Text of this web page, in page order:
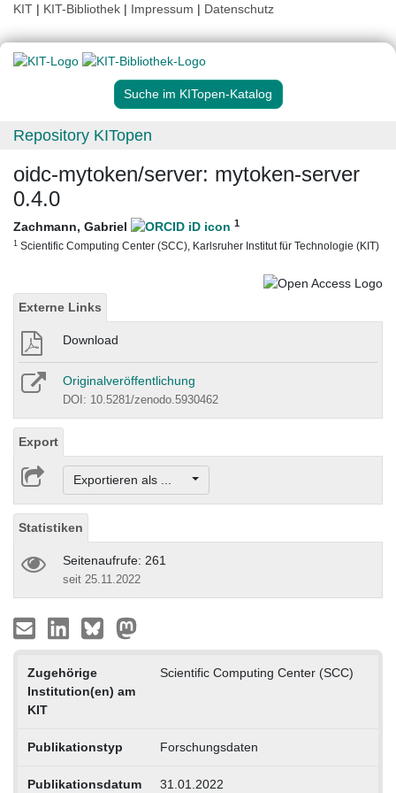
KIT | KIT-Bibliothek | Impressum | Datenschutz
Suche im KITopen-Katalog
Repository KITopen
oidc-mytoken/server: mytoken-server
0.4.0
Zachmann, Gabriel 1
1 Scientific Computing Center (SCC), Karlsruher Institut für Technologie (KIT)
Externe Links
Download
Originalveröffentlichung
DOI: 10.5281/zenodo.5930462
Export
Exportieren als ...
Statistiken
Seitenaufrufe: 261
seit 25.11.2022
Zugehörige
Institution(en) am
KIT
Scientific Computing Center (SCC)
Publikationstyp Forschungsdaten
Publikationsdatum 31.01.2022